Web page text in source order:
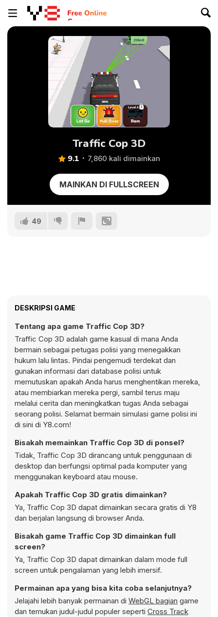
Traffic Cop 3D
9.1 7,860 kali dimainkan
MAINKAN DI FULLSCREEN
49
DESKRIPSI GAME
Tentang apa game Traffic Cop 3D?
Traffic Cop 3D adalah game kasual di mana Anda
bermain sebagai petugas polisi yang menegakkan
hukum lalu lintas. Pindai pengemudi terdekat dan
gunakan informasi dari database polisi untuk
memutuskan apakah Anda harus menghentikan mereka,
atau membiarkan mereka pergi, sambil terus maju
melalui cerita dan meningkatkan tugas Anda sebagai
seorang polisi. Selamat bermain simulasi game polisi ini
di sini di Y8.com!
Bisakah memainkan Traffic Cop 3D di ponsel?
Tidak, Traffic Cop 3D dirancang untuk penggunaan di
desktop dan berfungsi optimal pada komputer yang
menggunakan keyboard atau mouse.
Apakah Traffic Cop 3D gratis dimainkan?
Ya, Traffic Cop 3D dapat dimainkan secara gratis di Y8
dan berjalan langsung di browser Anda.
Bisakah game Traffic Cop 3D dimainkan full
screen?
Ya, Traffic Cop 3D dapat dimainkan dalam mode full
screen untuk pengalaman yang lebih imersif.
Permainan apa yang bisa kita coba selanjutnya?
Jelajahi lebih banyak permainan di WebGL bagian game
dan temukan judul-judul populer seperti Cross Track